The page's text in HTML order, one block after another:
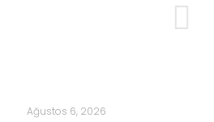
Ağustos 6, 2026